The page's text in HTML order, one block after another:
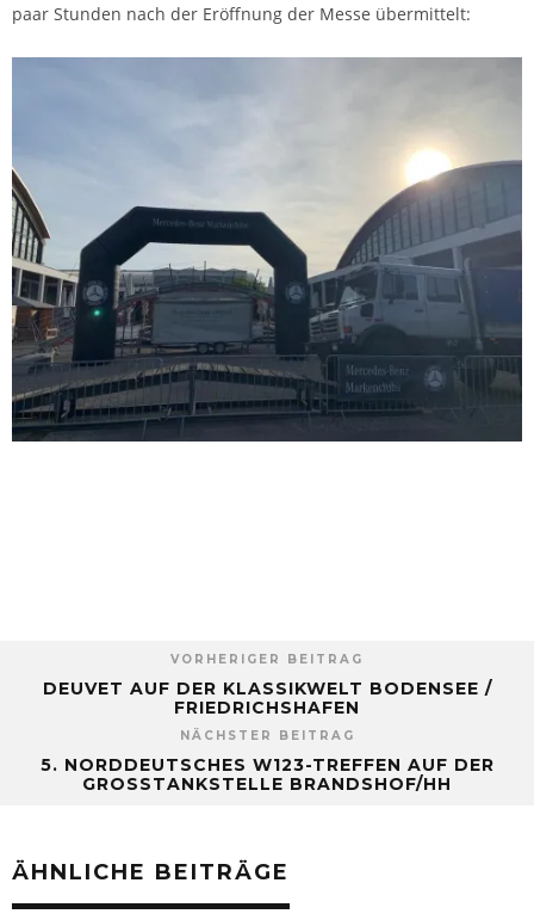
paar Stunden nach der Eröffnung der Messe übermittelt:
VORHERIGER BEITRAG
DEUVET AUF DER KLASSIKWELT BODENSEE /
FRIEDRICHSHAFEN
NÄCHSTER BEITRAG
5. NORDDEUTSCHES W123-TREFFEN AUF DER
GROSSTANKSTELLE BRANDSHOF/HH
ÄHNLICHE BEITRÄGE